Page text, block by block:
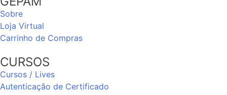
Sobre
Loja Virtual
Carrinho de Compras
CURSOS
Cursos / Lives
Autenticação de Certificado